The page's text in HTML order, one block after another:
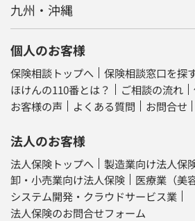
九州・沖縄
個人のお客様
保険相談トップへ
保険相談窓口を探
ほけんの110番とは？
ご相談の流れ
お客様の声
よくある質問 お問合せ
法人のお客様
法人保険トップへ
製造業向け法人保
卸・小売業向け法人保険
医療業（美
システム開発・クラウドサービス業
法人保険のお問合せフォーム